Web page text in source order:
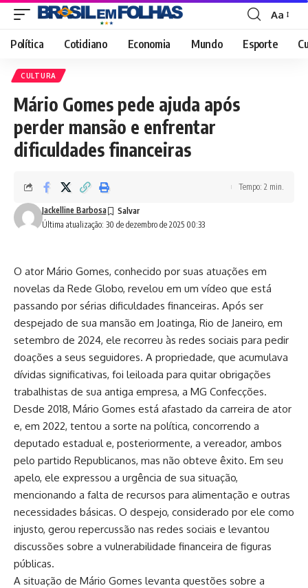
Font
Resizer
Aa
Política Cotidiano Economia Mundo Esporte
CULTURA
Mário Gomes pede ajuda após
perder mansão e enfrentar
dificuldades financeiras
Última atualização: 30 de dezembro de 2025 00:33
Jackelline Barbosa
Tempo: 2 min.
O ator Mário Gomes, conhecido por suas atuações em
novelas da Rede Globo, revelou em um vídeo que está
passando por sérias dificuldades financeiras. Após ser
despejado de sua mansão em Joatinga, Rio de Janeiro, em
setembro de 2024, ele recorreu às redes sociais para pedir
doações a seus seguidores. A propriedade, que acumulava
dívidas significativas, foi leiloada para quitar obrigações
trabalhistas de sua antiga empresa, a MG Confecções.
Desde 2018, Mário Gomes está afastado da carreira de ator
e, em 2022, tentou a sorte na política, concorrendo a
deputado estadual e, posteriormente, a vereador, ambos
pelo partido Republicanos, mas não obteve êxito. Em seu
apelo, ele expressou a urgência de sua situação,
mencionando a falta de recursos para alimentação e outras
necessidades básicas. O despejo, considerado por ele como
injusto, gerou repercussão nas redes sociais e levantou
discussões sobre a vulnerabilidade financeira de figuras
públicas.
A situação de Mário Gomes levanta questões sobre a